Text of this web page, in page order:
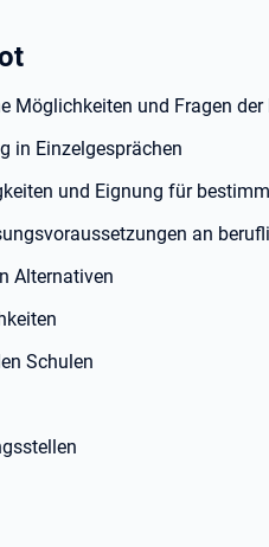
Möglichkeiten und Fragen
in Einzelgesprächen
und Eignung für
an
Alternativen
Schulen